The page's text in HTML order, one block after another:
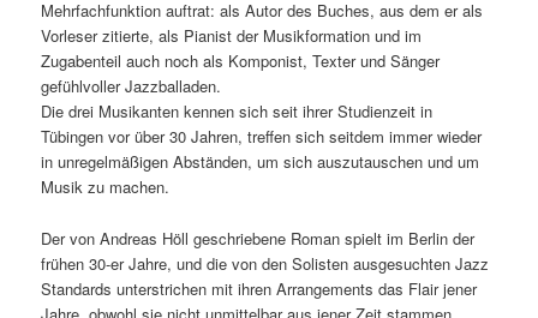
Mehrfachfunktion auftrat: als Autor des Buches, aus dem er als
Vorleser zitierte, als Pianist der Musikformation und im
Zugabenteil auch noch als Komponist, Texter und Sänger
gefühlvoller Jazzballaden.
Die drei Musikanten kennen sich seit ihrer Studienzeit in
Tübingen vor über 30 Jahren, treffen sich seitdem immer wieder
in unregelmäßigen Abständen, um sich auszutauschen und um
Musik zu machen.
Der von Andreas Höll geschriebene Roman spielt im Berlin der
frühen 30-er Jahre, und die von den Solisten ausgesuchten Jazz
Standards unterstrichen mit ihren Arrangements das Flair jener
Jahre, obwohl sie nicht unmittelbar aus jener Zeit stammen.